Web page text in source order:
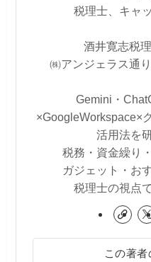
税理士、キャ
酒井寛志税
㈱アンジェラス通
Gemini・
×GoogleWorkspace×
活用法を
税務・資金繰り
ガジェット・お
税理士の視点
この著